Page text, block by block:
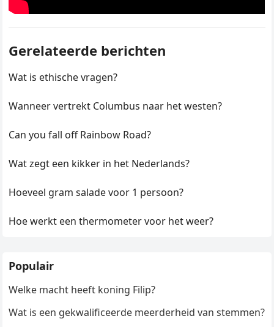
Gerelateerde berichten
Wat is ethische vragen?
Wanneer vertrekt Columbus naar het westen?
Can you fall off Rainbow Road?
Wat zegt een kikker in het Nederlands?
Hoeveel gram salade voor 1 persoon?
Hoe werkt een thermometer voor het weer?
Populair
Welke macht heeft koning Filip?
Wat is een gekwalificeerde meerderheid van stemmen?